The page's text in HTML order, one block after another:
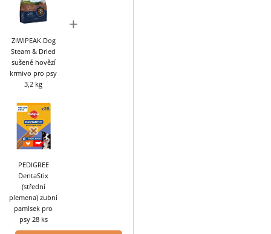
ZIWIPEAK Dog
Steam & Dried
sušené hovězí
krmivo pro psy
3,2 kg
+
PEDIGREE
DentaStix
(střední
plemena) zubní
pamlsek pro
psy 28 ks